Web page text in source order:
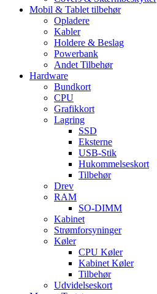
Mobil & Tablet tilbehør
Opladere
Kabler
Holdere & Beslag
Powerbank
Andet Tilbehør
Hardware
Bundkort
CPU
Grafikkort
Lagring
SSD
Eksterne
USB-Stik
Hukommelseskort
Tilbehør
Drev
RAM
SO-DIMM
Kabinet
Strømforsyninger
Køler
CPU Køler
Kabinet Køler
Tilbehør
Udvidelseskort